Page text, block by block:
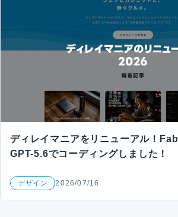
ディレイマニアをリニューアル！
GPT-5.6でコーディングしました！
デザイン 2026/07/16